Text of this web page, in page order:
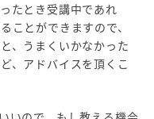
たとき受講中であれ
ことができますので、
、うまくいかなかった
、アドバイスを頂くこ